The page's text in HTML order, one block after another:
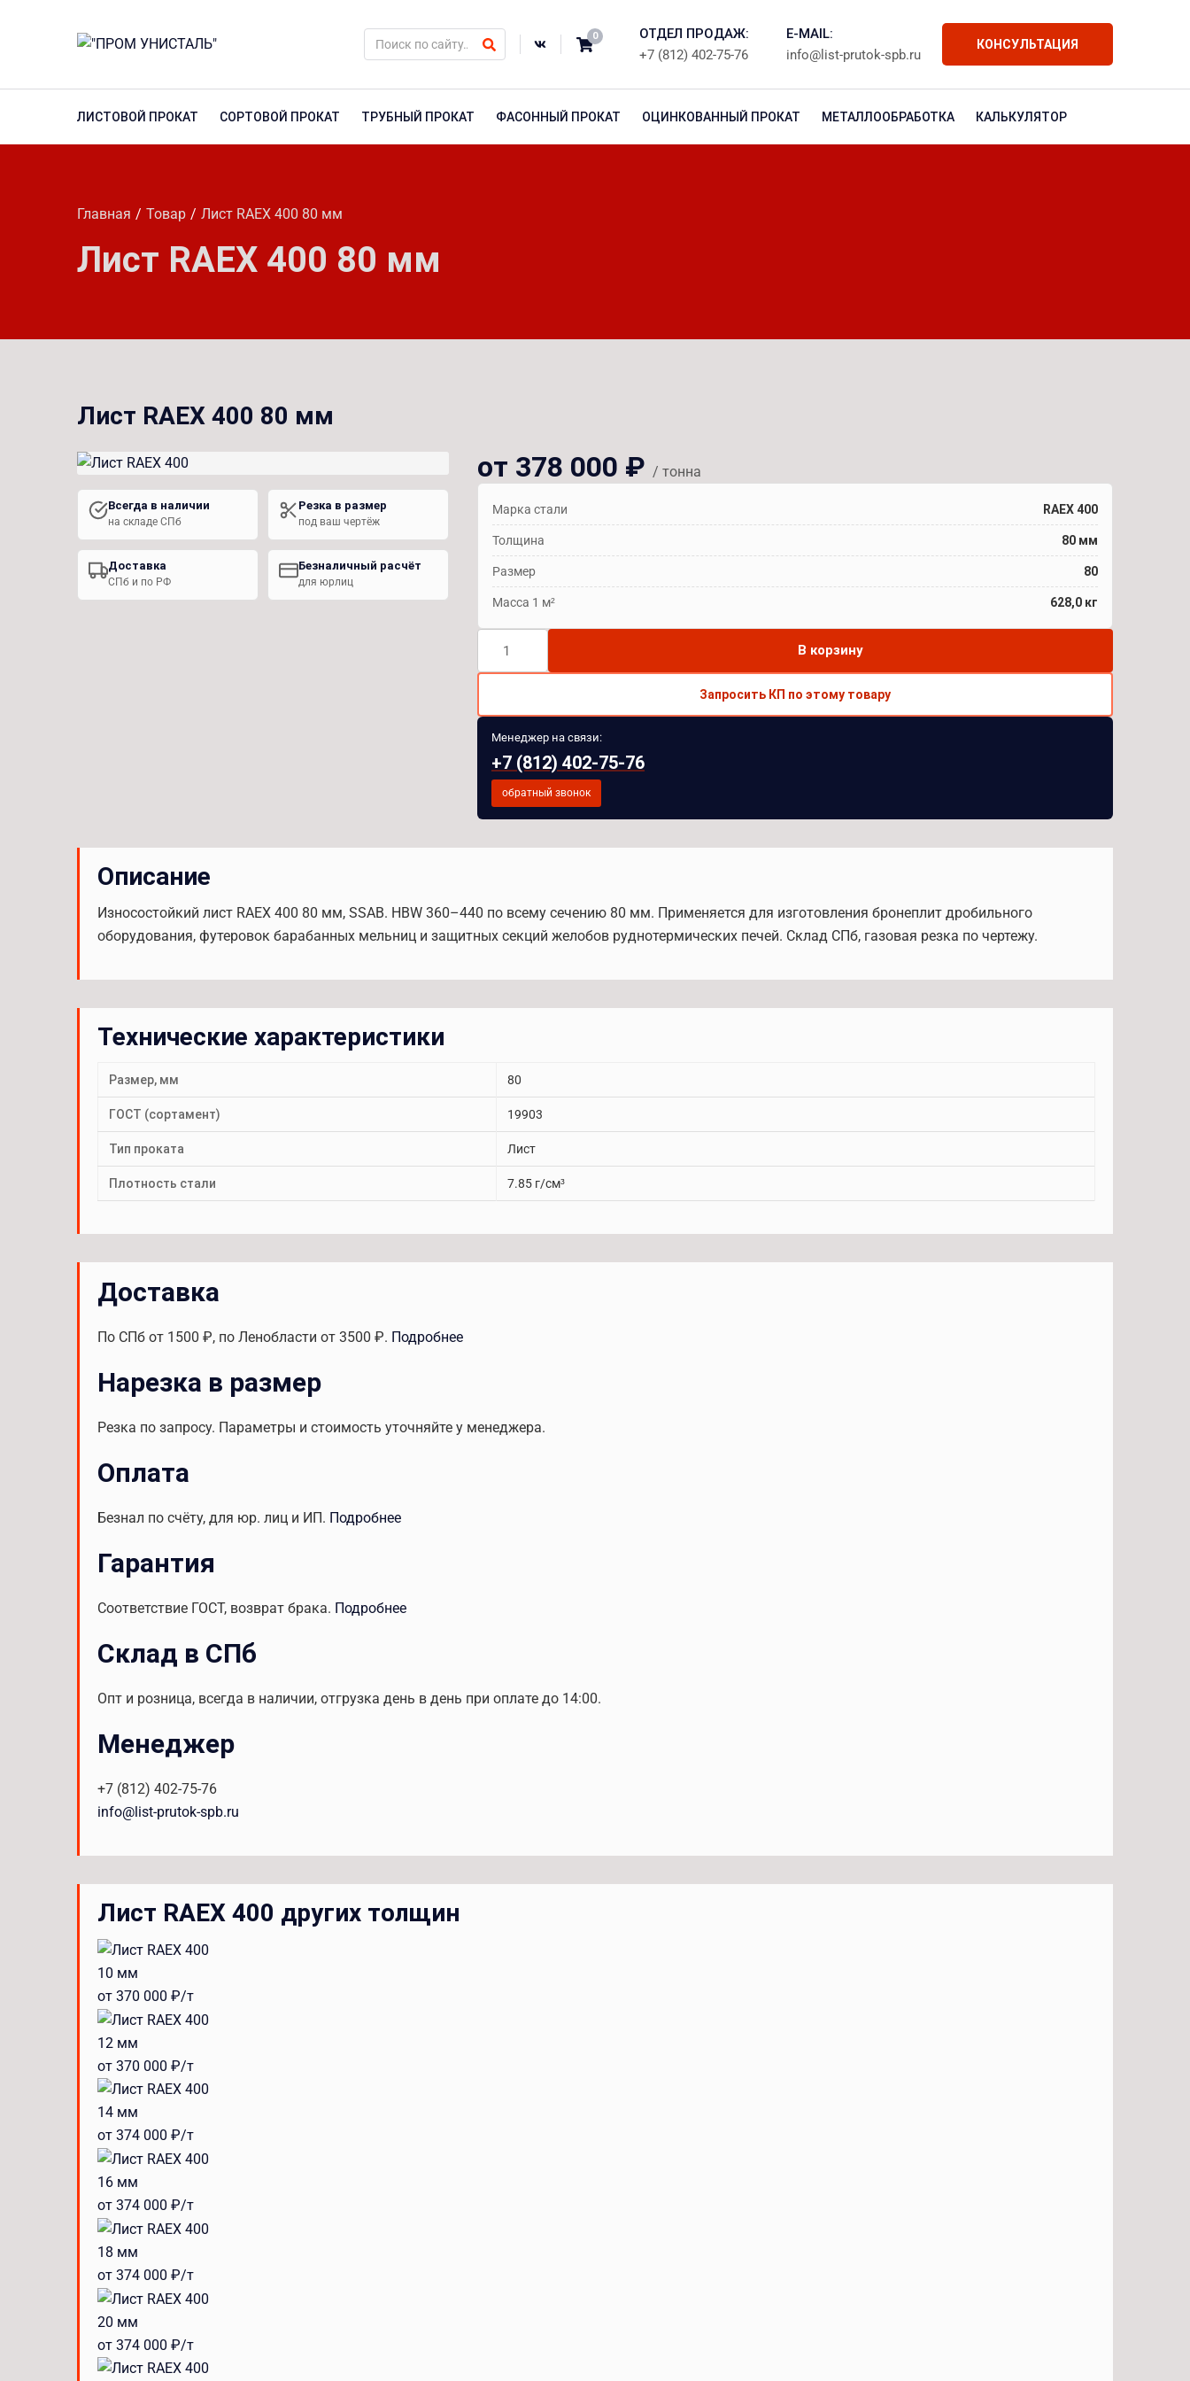
0
КОНСУЛЬТАЦИЯ
ОТДЕЛ ПРОДАЖ:
+7 (812) 402-75-76
E-MAIL:
info@list-prutok-spb.ru
ЛИСТОВОЙ ПРОКАТ СОРТОВОЙ ПРОКАТ ТРУБНЫЙ ПРОКАТ ФАСОННЫЙ ПРОКАТ ОЦИНКОВАННЫЙ ПРОКАТ МЕТАЛЛООБРАБОТКА КАЛЬКУЛЯТОР
Главная Товар Лист RAEX 400 80 мм
Лист RAEX 400 80 мм
Лист RAEX 400 80 мм
Всегда в наличии
на складе СПб
Резка в размер
под ваш чертёж
Доставка
СПб и по РФ
Безналичный расчёт
для юрлиц
от 378 000 ₽ / тонна
Марка стали RAEX 400
Толщина 80 мм
Размер 80
Масса 1 м² 628,0 кг
400
мм
В корзину
Запросить КП по этому товару
Менеджер на связи:
+7 (812) 402-75-76
обратный звонок
Описание
Износостойкий лист RAEX 400 80 мм, SSAB. HBW 360–440 по всему сечению 80 мм. Применяется для изготовления бронеплит дробильного
оборудования, футеровок барабанных мельниц и защитных секций желобов руднотермических печей. Склад СПб, газовая резка по чертежу.
Технические характеристики
Размер, мм 80
ГОСТ (сортамент) 19903
Тип проката Лист
Плотность стали 7.85 г/см³
Доставка
По СПб от 1500 ₽, по Ленобласти от 3500 ₽. Подробнее
Нарезка в размер
Резка по запросу. Параметры и стоимость уточняйте у менеджера.
Оплата
Безнал по счёту, для юр. лиц и ИП. Подробнее
Гарантия
Соответствие ГОСТ, возврат брака. Подробнее
Склад в СПб
Опт и розница, всегда в наличии, отгрузка день в день при оплате до 14:00.
Менеджер
+7 (812) 402-75-76
info@list-prutok-spb.ru
Лист RAEX 400 других толщин
10 мм
от 370 000 ₽/т
12 мм
от 370 000 ₽/т
14 мм
от 374 000 ₽/т
16 мм
от 374 000 ₽/т
18 мм
от 374 000 ₽/т
20 мм
от 374 000 ₽/т